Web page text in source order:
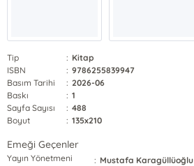
Tip : Kitap
ISBN
: 9786255839947
Basım Tarihi
: 2026-06
Baskı
: 1
Sayfa Sayısı
: 488
Boyut
: 135x210
Emeği Geçenler
Yayın Yönetmeni : Mustafa Karagüllüoğlu